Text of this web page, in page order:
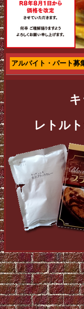
アルバイト・パート募
レトル